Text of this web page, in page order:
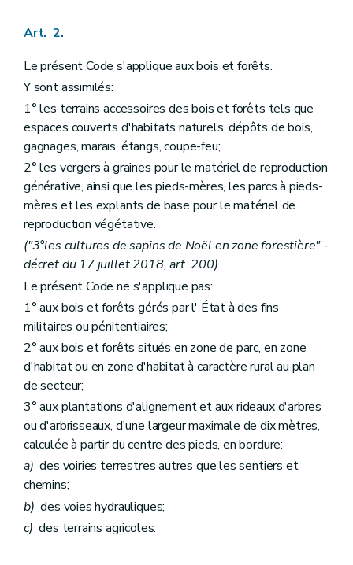
Chapitre II Des agents
Chapitre III
Art. 57
Art. 58
Art. 59
Art. 60
Art. 61
Art. 62
Art. 63
Art. 64
Art. 65
Art. 66
Art. 67
Art. 68
Art. 69
Art. 70
Chapitre IV De la conservation des bois et forêts
Art. 71
Chapitre V Des ventes de coupe, d'arbres ou de produits de la forêt
Section première Dispositions générales
Art. 72
Art. 73
Art. 74
Art. 75
Art. 76
Art. 77
Art. 78
Section 2
Chapitre VI Des exploitations
Art. 80
Art. 81
Art. 2.
Le présent Code s'applique aux bois et forêts.
Y sont assimilés:
1° les terrains accessoires des bois et forêts tels que
espaces couverts d'habitats naturels, dépôts de bois,
gagnages, marais, étangs, coupe-feu;
2° les vergers à graines pour le matériel de reproduction
générative, ainsi que les pieds-mères, les parcs à pieds-
mères et les explants de base pour le matériel de
reproduction végétative.
("3°les cultures de sapins de Noël en zone forestière" -
décret du 17 juillet 2018, art. 200)
Le présent Code ne s'applique pas:
1° aux bois et forêts gérés par l' État à des fins
militaires ou pénitentiaires;
2° aux bois et forêts situés en zone de parc, en zone
d'habitat ou en zone d'habitat à caractère rural au plan
de secteur;
3° aux plantations d'alignement et aux rideaux d'arbres
ou d'arbrisseaux, d'une largeur maximale de dix mètres,
calculée à partir du centre des pieds, en bordure:
a) des voiries terrestres autres que les sentiers et
chemins;
b) des voies hydrauliques;
c) des terrains agricoles.